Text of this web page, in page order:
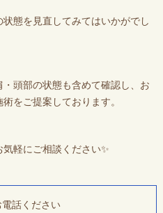
態を見直してみてはいかがでし
頭部の状態も含めて確認し、お
をご提案しております。
軽にご相談ください✨
話ください